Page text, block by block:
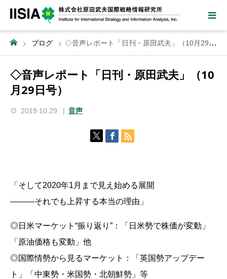
ブログ ◇音声レポート「日刊・原田武夫」（10月29日号）
◇音声レポート「日刊・原田武夫」（10
月29日号）
2019.10.29 音声
「そして2020年1月まで見え始める展開
―――それでも上昇する本当の理由」
◎日米マーケット“振り返り”：「日米勢で株価が変動」
「原油価格も変動」他
◎国際情勢から見るマーケット：「英国勢アップデー
ト」「中東勢・米国勢・北朝鮮勢」等